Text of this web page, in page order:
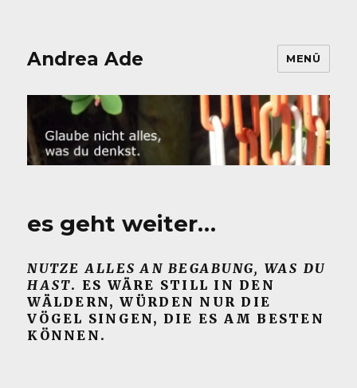
Andrea Ade MENÜ
es geht weiter…
NUTZE ALLES AN BEGABUNG, WAS DU
HAST. ES WÄRE STILL IN DEN
WÄLDERN, WÜRDEN NUR DIE
VÖGEL SINGEN, DIE ES AM BESTEN
KÖNNEN.